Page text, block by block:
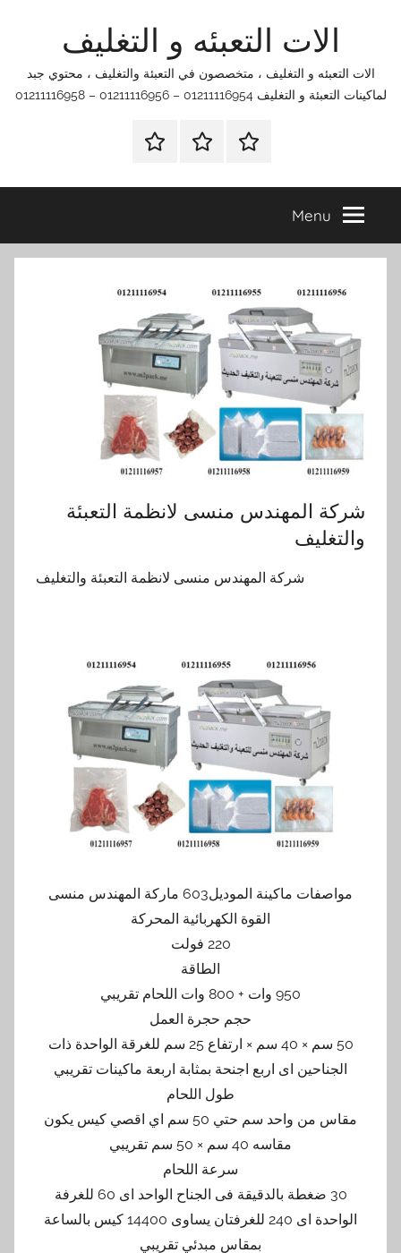
الات التعبئه و التغليف
الات التعبئه و التغليف ، متخصصون في التعبئة والتغليف ، محتوي جبد
لماكينات التعبئة و التغليف 01211116954 – 01211116956 – 01211116958
الرئيسيةاتصل
اتـصـل
في
التي
Menu
‏شركة المهندس منسى لانظمة التعبئة
والتغليف
‏شركة المهندس منسى لانظمة التعبئة والتغليف
مواصفات ماكينة الموديل603 ماركة المهندس منسى
القوة الكهربائية المحركة
220 فولت
الطاقة
950 وات + 800 وات اللحام تقريبي
حجم حجرة العمل
50 سم × 40 سم × ارتفاع 25 سم للغرقة الواحدة ذات
الجناحين اى اربع اجنحة بمثابة اربعة ماكينات تقريبي
طول اللحام
مقاس من واحد سم حتي 50 سم اي اقصي كيس يكون
مقاسه 40 سم × 50 سم تقريبي
سرعة اللحام
30 ضغطة بالدقيقة فى الجناح الواحد اى 60 للغرفة
الواحدة اى 240 للغرفتان يساوى 14400 كيس بالساعة
بمقاس مبدئي تقريبي